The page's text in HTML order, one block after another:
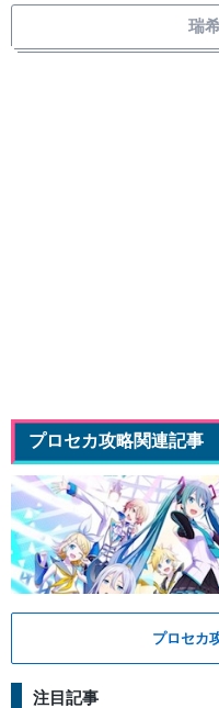
瑞
プロセカ攻略関連記事
プロセカ
注目記事